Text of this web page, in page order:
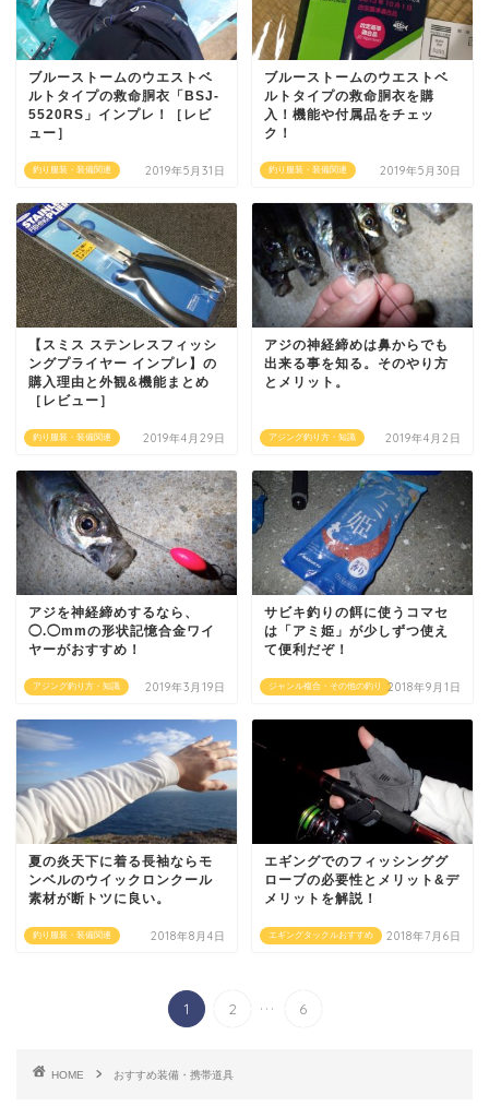
釣り服装・装備関連
ブルーストームのウエストベ
ルトタイプの救命胴衣「BSJ-
5520RS」インプレ！［レビ
ュー］
2019年5月31日 釣り服装・装備関連
ブルーストームのウエストベ
ルトタイプの救命胴衣を購
入！機能や付属品をチェッ
ク！
2019年5月30日
釣り服装・装備関連
【スミス ステンレスフィッシ
ングプライヤー インプレ】の
購入理由と外観&機能まとめ
［レビュー］
2019年4月29日 アジング釣り方・知識
アジの神経締めは鼻からでも
出来る事を知る。そのやり方
とメリット。
2019年4月2日
アジング釣り方・知識
アジを神経締めするなら、
◯.◯mmの形状記憶合金ワイ
ヤーがおすすめ！
2019年3月19日 ジャンル複合・その他の釣り
サビキ釣りの餌に使うコマセ
は「アミ姫」が少しずつ使え
て便利だぞ！
2018年9月1日
釣り服装・装備関連
夏の炎天下に着る長袖ならモ
ンベルのウイックロンクール
素材が断トツに良い。
2018年8月4日 エギングタックルおすすめ
エギングでのフィッシンググ
ローブの必要性とメリット&デ
メリットを解説！
2018年7月6日
1 2 ... 6
HOME おすすめ装備・携帯道具